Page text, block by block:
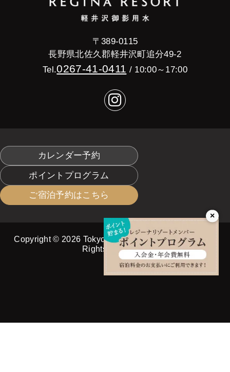
〒389-0115
長野県北佐久郡軽井沢町追分49-2
Tel.0267-41-0411 / 10:00～17:00
カレンダー予約
ポイントプログラム
ご宿泊予約はこちら
Copyright © 2026 Tokyo Tatemono Resort Co.,Ltd. All
Rights Reserved.
×